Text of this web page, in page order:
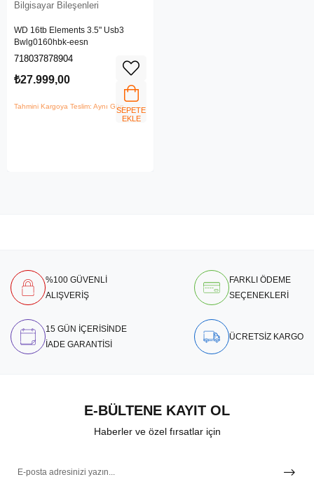
Bilgisayar Bileşenleri
WD 16tb Elements 3.5" Usb3
Bwlg0160hbk-eesn
718037878904
₺27.999,00
Tahmini Kargoya Teslim: Aynı GünSEPETE
EKLE
%100 GÜVENLİ
ALIŞVERİŞ
FARKLI ÖDEME
SEÇENEKLERİ
15 GÜN İÇERİSİNDE
İADE GARANTİSİ
ÜCRETSİZ KARGO
E-BÜLTENE KAYIT OL
Haberler ve özel fırsatlar için